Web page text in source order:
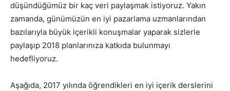
UI/UX
düşündüğümüz bir kaç veri paylaşmak istiyoruz. Yakın
zamanda, günümüzün en iyi pazarlama uzmanlarından
bazılarıyla büyük içerikli konuşmalar yaparak sizlerle
paylaşıp 2018 planlarınıza katkıda bulunmayı
hedefliyoruz.
Aşağıda, 2017 yılında öğrendikleri en iyi içerik derslerini